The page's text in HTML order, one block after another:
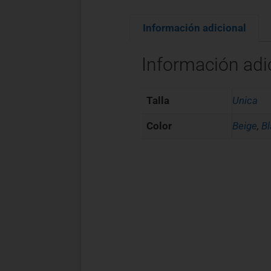
Información adicional
Información
Talla Unica
Color Beige,